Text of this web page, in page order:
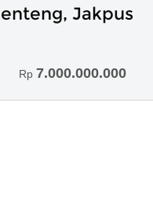
Jakpus
Rp 7.000.000.000